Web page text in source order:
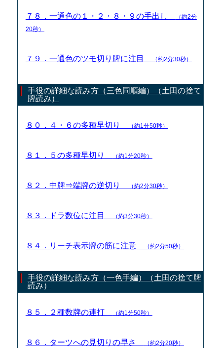
７８．一通色の１・２・８・９の手出し
（約2分
20秒）
７９．一通色のツモ切り牌に注目 （約2分30秒）
手役の詳細な読み方（三色同順編）（土田の捨て
牌読み）
８０．４・６の多種早切り （約1分50秒）
８１．５の多種早切り （約1分20秒）
８２．中牌⇒端牌の逆切り （約2分30秒）
８３．ドラ数位に注目 （約3分30秒）
８４．リーチ表示牌の筋に注意 （約2分50秒）
手役の詳細な読み方（一色手編）（土田の捨て牌
読み）
８５．２種数牌の連打 （約1分50秒）
８６．ターツへの見切りの早さ （約2分20秒）